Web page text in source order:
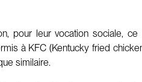
pour leur vocation sociale, ce
à KFC (Kentucky fried
similaire.